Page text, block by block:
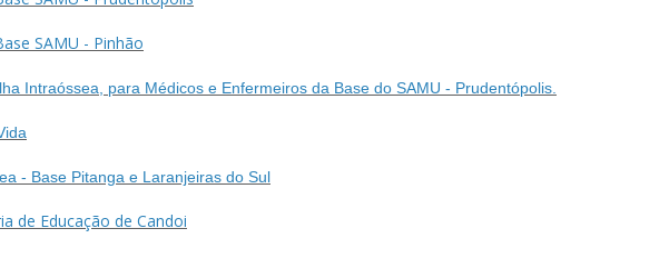
SAMU - Pinhão
Intraóssea, para Médicos e Enfermeiros da Base do SAMU - Prudentópolis.
- Base Pitanga e Laranjeiras do Sul
de Educação de Candoi